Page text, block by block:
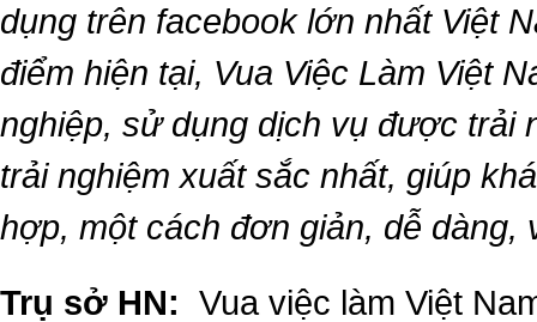
dụng trên facebook lớn nhất Việt
điểm hiện tại, Vua Việc Làm Việt
nghiệp, sử dụng dịch vụ được trải
trải nghiệm xuất sắc nhất, giúp
hợp, một cách đơn giản, dễ dàng,
Trụ sở HN: Vua việc làm Việt